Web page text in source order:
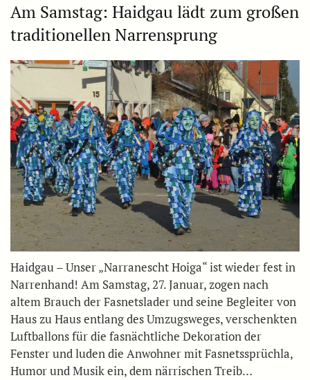
Am Samstag: Haidgau lädt zum großen
traditionellen Narrensprung
Haidgau – Unser „Narranescht Hoiga“ ist wieder fest in
Narrenhand! Am Samstag, 27. Januar, zogen nach
altem Brauch der Fasnetslader und seine Begleiter von
Haus zu Haus entlang des Umzugsweges, verschenkten
Luftballons für die fasnächtliche Dekoration der
Fenster und luden die Anwohner mit Fasnetssprüchla,
Humor und Musik ein, dem närrischen Treib…